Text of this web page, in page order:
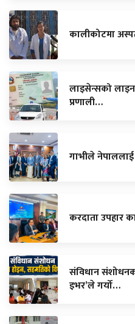
कालीकोटमा
लाइसेन्सको
प्रणाली…
गाभीले
करदाता उपहार
संविधान
इभर’ले गर्यो…